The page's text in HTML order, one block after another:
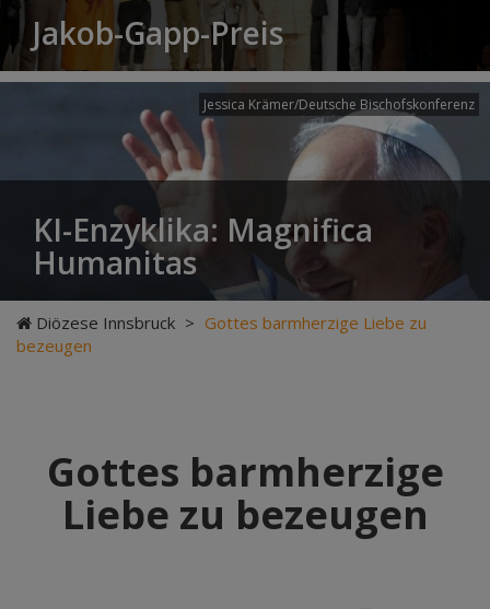
Jakob-Gapp-Preis
Jessica Krämer/Deutsche Bischofskonferenz
KI-Enzyklika: Magnifica
Humanitas
Diözese Innsbruck > Gottes barmherzige Liebe zu
bezeugen
Gottes barmherzige
Liebe zu bezeugen